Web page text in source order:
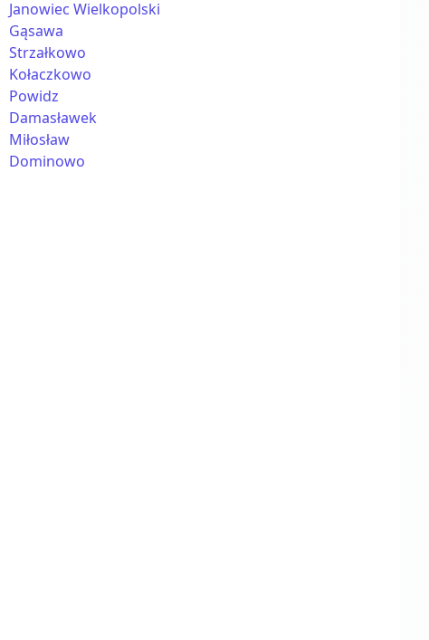
Janowiec Wielkopolski
Gąsawa
Strzałkowo
Kołaczkowo
Powidz
Damasławek
Miłosław
Dominowo